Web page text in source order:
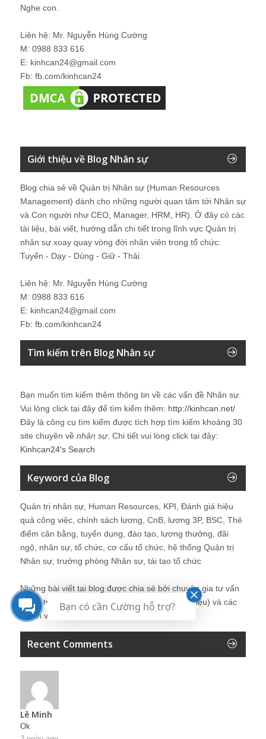
Nghe con.
Liên hệ: Mr. Nguyễn Hùng Cường
M: 0988 833 616
E: kinhcan24@gmail.com
Fb: fb.com/kinhcan24
Giới thiệu về Blog Nhân sự
Blog chia sẻ về Quản trị Nhân sự (Human Resources
Management) dành cho những người quan tâm tới Nhân sự
và Con người như CEO, Manager, HRM, HR). Ở đây có các
tài liệu, bài viết, hướng dẫn chi tiết trong lĩnh vực Quản trị
nhân sự xoay quay vòng đời nhân viên trong tổ chức:
Tuyển - Dạy - Dùng - Giữ - Thải.
Liên hệ: Mr. Nguyễn Hùng Cường
M: 0988 833 616
E: kinhcan24@gmail.com
Fb: fb.com/kinhcan24
Tìm kiếm trên Blog Nhân sự
Bạn muốn tìm kiếm thêm thông tin về các vấn đề Nhân sự
Vui lòng click tại đây để tìm kiếm thêm: http://kinhcan.net/
Đây là công cụ tìm kiếm được tích hợp tìm kiếm khoảng 30
site chuyên về nhân sự. Chi tiết vui lòng click tại đây:
Kinhcan24′s Search
Keyword của Blog
Quản trị nhân sự, Human Resources, KPI, Đánh giá hiệu
quả công việc, chính sách lương, CnB, lương 3P, BSC, Thẻ
điểm cân bằng, tuyển dụng, đào tạo, lương thưởng, đãi
ngộ, nhân sự, tổ chức, cơ cấu tổ chức, hệ thống Quản trị
Nhân sự, trưởng phòng Nhân sự, tái tạo tổ chức
Những bài viết tại blog được chia sẻ bởi chuyên gia tư vấn
Quản trị Nhân sự Nguyễn Hùng Cường (giới thiệu) và các
thành viên khác trong cộng đồng Nhân sự.
Recent Comments
Lê Minh
Ok
Bạn có cần Cường hỗ trợ?